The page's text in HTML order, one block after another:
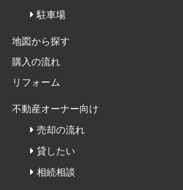
駐車場
地図から探す
購入の流れ
リフォーム
不動産オーナー向け
売却の流れ
貸したい
相続相談